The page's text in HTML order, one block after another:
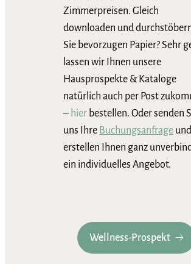
Zimmerpreisen. Gleich
downloaden und
Sie bevorzugen Papier? Sehr
lassen wir Ihnen unsere
Hausprospekte & Kataloge
natürlich auch per Post
– hier bestellen. Oder senden
uns Ihre Buchungsanfrage
erstellen Ihnen ganz
ein individuelles Angebot.
Wellness-Prospekt